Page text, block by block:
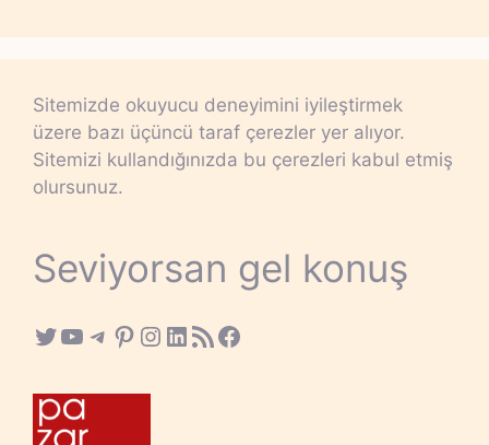
Sitemizde okuyucu deneyimini iyileştirmek
üzere bazı üçüncü taraf çerezler yer alıyor.
Sitemizi kullandığınızda bu çerezleri kabul etmiş
olursunuz.
Seviyorsan gel konuş
Twitter
YouTube
Telegram
Pinterest
Instagram
LinkedIn
RSS FeedFacebook